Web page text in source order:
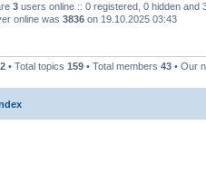
3 users online :: 0 registered, 0 hidden
online was 3836 on 19.10.2025 03:43
• Total topics 159 • Total members 43 • Our